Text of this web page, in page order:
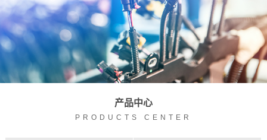
产品中心
PRODUCTS CENTER